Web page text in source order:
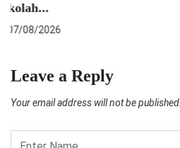
Leave a Reply
Your email address will not be published.